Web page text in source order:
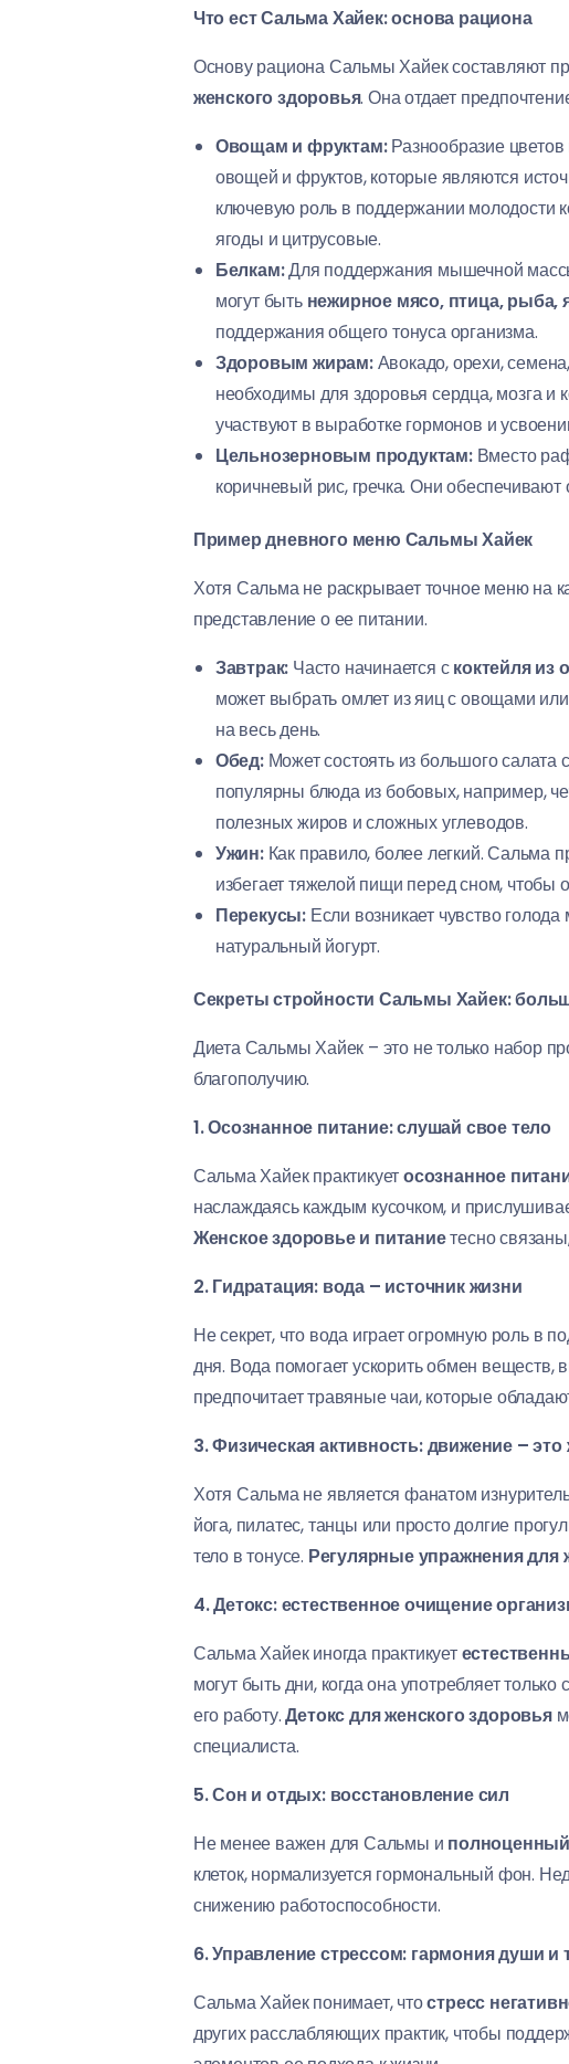
Что ест Сальма Хайек: основа рациона
Основу рациона Сальмы Хайек составляют
женского здоровья. Она отдает
Овощам и фруктам:Разнообразие
овощей и фруктов, которые являются
ключевую роль в поддержании молодости
ягоды и цитрусовые.
Белкам:Для поддержания мышечной массы
могут быть нежирное мясо, птица, рыба,
поддержания общего тонуса организма.
Здоровым жирам:Авокадо, орехи,
необходимы для здоровья сердца, мозга
участвуют в выработке гормонов и
Цельнозерновым продуктам:Вместо
коричневый рис, гречка. Они
Пример дневного меню Сальмы Хайек
Хотя Сальма не раскрывает точное меню на
представление о ее питании.
Завтрак: Часто начинается скоктейля из
может выбрать омлет из яиц с овощами
на весь день.
Обед:Может состоять из большого
популярны блюда из бобовых, например,
полезных жиров и сложных углеводов.
Ужин:Как правило, более легкий. Сальма
избегает тяжелой пищи перед сном, чтобы
Перекусы:Если возникает чувство
натуральный йогурт.
Секреты стройности Сальмы Хайек:
Диета Сальмы Хайек – это не только набор
благополучию.
1. Осознанное питание: слушай свое тело
Сальма Хайек практикуетосознанное
наслаждаясь каждым кусочком, и
Женское здоровье и питаниетесно
2. Гидратация: вода – источник жизни
Не секрет, что вода играет огромную роль в
дня. Вода помогает ускорить обмен веществ,
предпочитает травяные чаи, которые
3. Физическая активность: движение – это
Хотя Сальма не является фанатом
йога, пилатес, танцы или просто долгие
тело в тонусе. Регулярные упражнения для
4. Детокс: естественное очищение
Сальма Хайек иногда практикует
могут быть дни, когда она употребляет
его работу.Детокс для женского здоровья
специалиста.
5. Сон и отдых: восстановление сил
Не менее важен для Сальмы и
клеток, нормализуется гормональный фон.
снижению работоспособности.
6. Управление стрессом: гармония души и
Сальма Хайек понимает, чтостресс
других расслабляющих практик, чтобы